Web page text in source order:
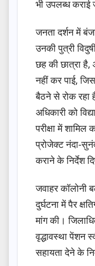
भी उपलब्ध कराई
जनता दर्शन में
उनकी पुत्री
छह की छात्रा
नहीं कर पाई,
बैठने से रोक रहा
अधिकारी को
परीक्षा में
प्रोजेक्ट नंदा-
कराने के निर्देश
जवाहर कॉलोनी
दुर्घटना में पैर
मांग की।
वृद्धावस्था
सहायता देने के